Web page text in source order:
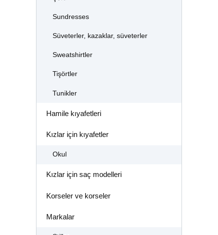
Sundresses
Süveterler, kazaklar, süveterler
Sweatshirtler
Tişörtler
Tunikler
Hamile kıyafetleri
Kızlar için kıyafetler
Okul
Kızlar için saç modelleri
Korseler ve korseler
Markalar